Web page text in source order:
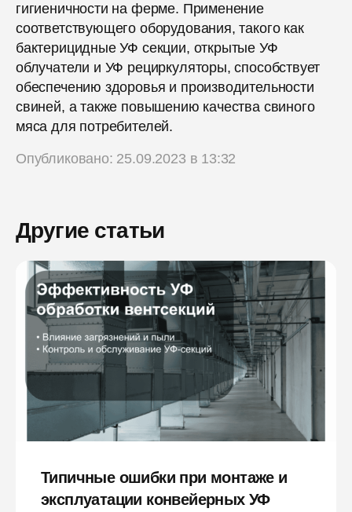
гигиеничности на ферме. Применение
соответствующего оборудования, такого как
бактерицидные УФ секции, открытые УФ
облучатели и УФ рециркуляторы, способствует
обеспечению здоровья и производительности
свиней, а также повышению качества свиного
мяса для потребителей.
Опубликовано: 25.09.2023 в 13:32
Другие статьи
Типичные ошибки при монтаже и
эксплуатации конвейерных УФ